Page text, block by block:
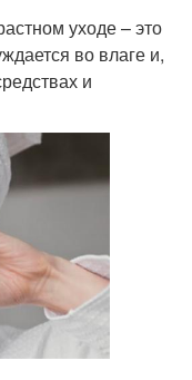
уходе – это
во влаге и,
и